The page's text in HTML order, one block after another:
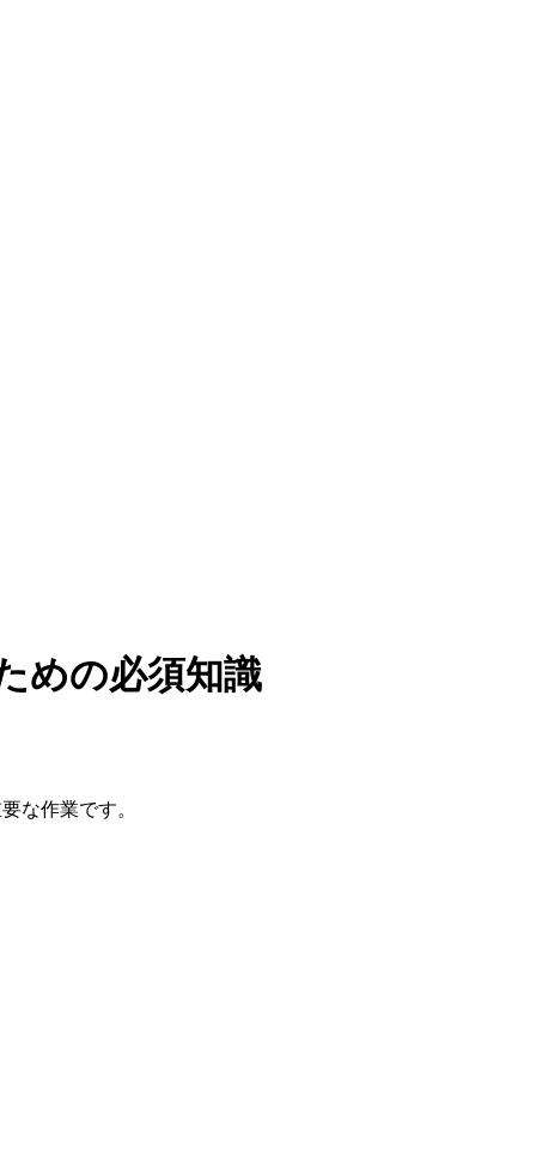
めの必須知識
な作業です。